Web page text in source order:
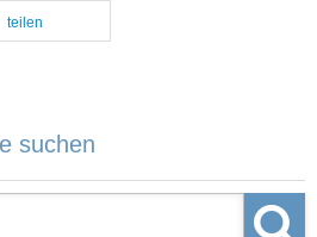
teilen
suchen